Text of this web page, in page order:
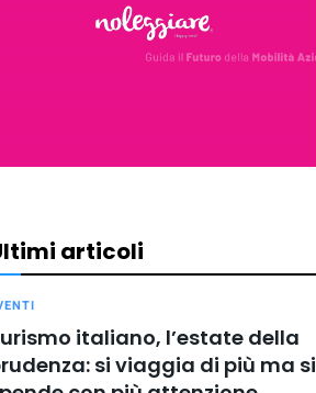
articoli
italiano, l’estate della
si viaggia di più ma si